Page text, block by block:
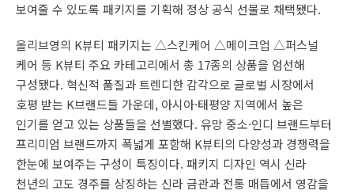
보여줄 수 있도록 패키지를 기획해 정상 공식 선물로 채택됐다.
올리브영의 K뷰티 패키지는 △스킨케어 △메이크업 △퍼스널
케어 등 K뷰티 주요 카테고리에서 총 17종의 상품을 엄선해
구성됐다. 혁신적 품질과 트렌디한 감각으로 글로벌 시장에서
호평 받는 K브랜드들 가운데, 아시아·태평양 지역에서 높은
인기를 얻고 있는 상품들을 선별했다. 유망 중소·인디 브랜드부터
프리미엄 브랜드까지 폭넓게 포함해 K뷰티의 다양성과 경쟁력을
한눈에 보여주는 구성이 특징이다. 패키지 디자인 역시 신라
천년의 고도 경주를 상징하는 신라 금관과 전통 매듭에서 영감을